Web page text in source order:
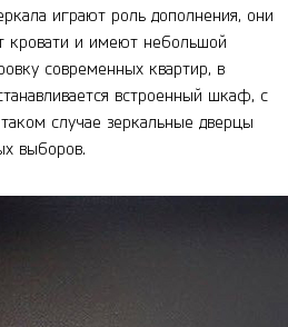
играют роль дополнения, они
кровати и имеют небольшой
современных квартир, в
встроенный шкаф, с
случае зеркальные дверцы
выборов.